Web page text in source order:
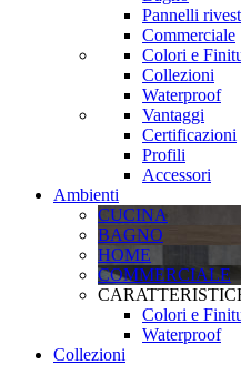
Pannelli
Commerciale
Colori e
Collezioni
Waterproof
Vantaggi
Certificazioni
Profili
Accessori
Ambienti
CUCINA
BAGNO
HOME
COMMERCIALE
Colori e
Waterproof
Collezioni